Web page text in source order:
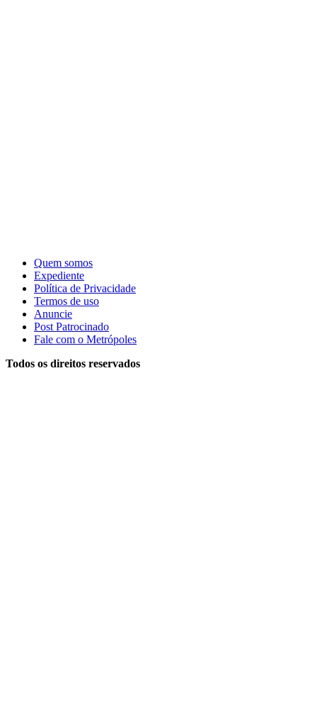
Quem somos
Expediente
Política de Privacidade
Termos de uso
Anuncie
Post Patrocinado
Fale com o Metrópoles
Todos os direitos reservados